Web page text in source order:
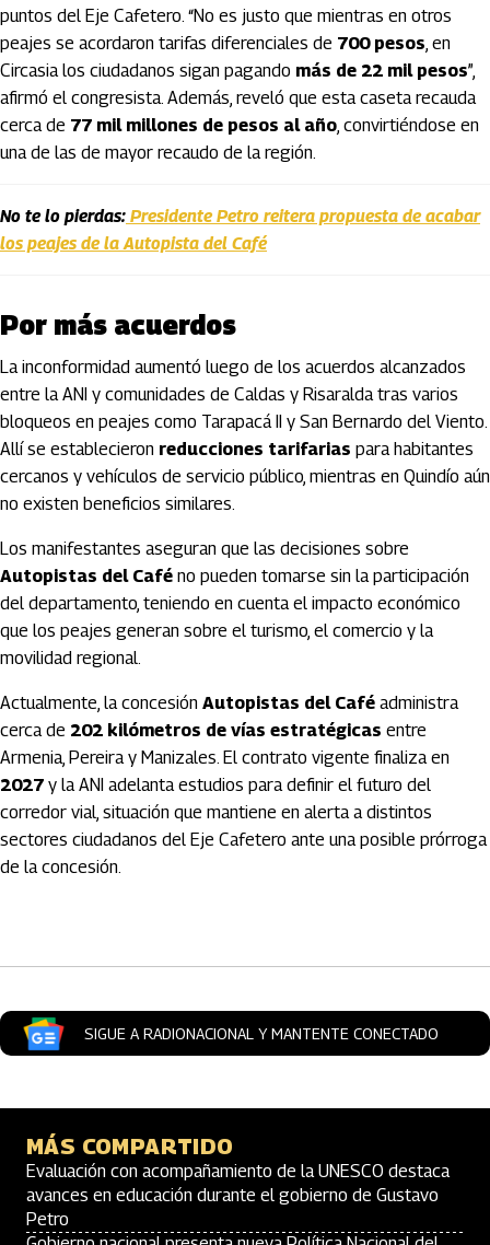
puntos del Eje Cafetero. “No es justo que mientras en otros
peajes se acordaron tarifas diferenciales de 700 pesos, en
Circasia los ciudadanos sigan pagando más de 22 mil pesos”,
afirmó el congresista. Además, reveló que esta caseta recauda
cerca de 77 mil millones de pesos al año, convirtiéndose en
una de las de mayor recaudo de la región.
No te lo pierdas: Presidente Petro reitera propuesta de acabar
los peajes de la Autopista del Café
Por más acuerdos
La inconformidad aumentó luego de los acuerdos alcanzados
entre la ANI y comunidades de Caldas y Risaralda tras varios
bloqueos en peajes como Tarapacá II y San Bernardo del Viento.
Allí se establecieron reducciones tarifarias para habitantes
cercanos y vehículos de servicio público, mientras en Quindío aún
no existen beneficios similares.
Los manifestantes aseguran que las decisiones sobre
Autopistas del Café no pueden tomarse sin la participación
del departamento, teniendo en cuenta el impacto económico
que los peajes generan sobre el turismo, el comercio y la
movilidad regional.
Actualmente, la concesión Autopistas del Café administra
cerca de 202 kilómetros de vías estratégicas entre
Armenia, Pereira y Manizales. El contrato vigente finaliza en
2027 y la ANI adelanta estudios para definir el futuro del
corredor vial, situación que mantiene en alerta a distintos
sectores ciudadanos del Eje Cafetero ante una posible prórroga
de la concesión.
SIGUE A RADIONACIONAL Y MANTENTE CONECTADO
MÁS COMPARTIDO
Evaluación con acompañamiento de la UNESCO destaca
avances en educación durante el gobierno de Gustavo
Petro